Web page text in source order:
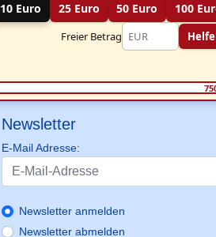
10 Euro 25 Euro 50 Euro 100
Freier Betrag
Newsletter
E-Mail Adresse:
Newsletter anmelden
Newsletter abmelden